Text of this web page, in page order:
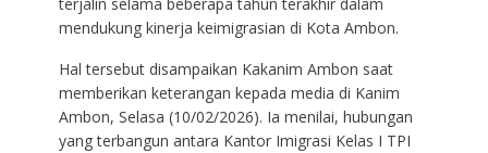
mendukung kinerja keimigrasian di Kota Ambon.
Hal tersebut disampaikan Kakanim Ambon saat
memberikan keterangan kepada media di Kanim
Ambon, Selasa (10/02/2026). Ia menilai, hubungan
yang terbangun antara Kantor Imigrasi Kelas I TPI